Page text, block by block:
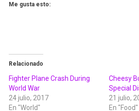
Me gusta esto:
Relacionado
Fighter Plane Crash During
World War
24 julio, 2017
En "World"
Cheesy
Special
21 julio,
En "Food"